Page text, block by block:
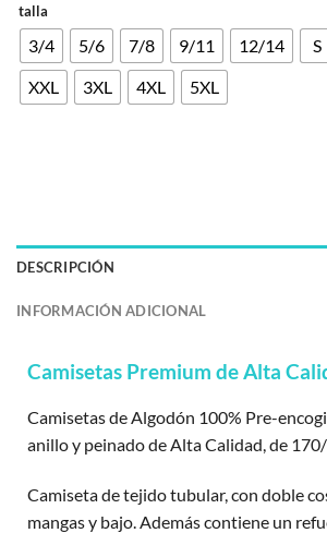
talla
3/4 5/6 7/8 9/11 12/14 S
XXL
3XL 4XL 5XL
DESCRIPCIÓN
INFORMACIÓN ADICIONAL
Camisetas Premium de Alta
Camisetas de Algodón 100% Pre-
anillo y peinado de Alta Calidad, de
Camiseta de tejido tubular, con doble
mangas y bajo. Además contiene un